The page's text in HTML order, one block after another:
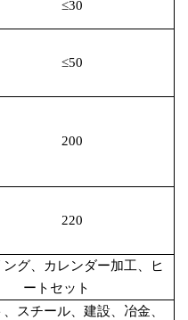
≤30
≤50
200
220
ング、カレンダー加工、ヒ
ートセット
スチール、建設、冶金、